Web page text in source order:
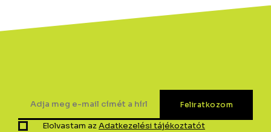
Elolvastam azAdatkezelési tájékoztatót